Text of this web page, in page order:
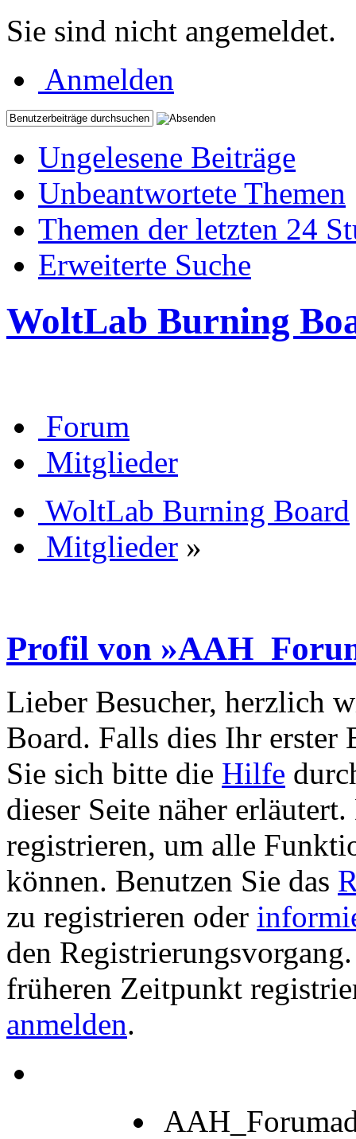
Sie sind nicht angemeldet.
Anmelden
Ungelesene Beiträge
Unbeantwortete Themen
Themen der letzten 24
Erweiterte Suche
WoltLab Burning
Forum
Mitglieder
WoltLab Burning Board
Mitglieder »
Profil von
Lieber Besucher, herzlich
Board. Falls dies Ihr erster
Sie sich bitte die Hilfe
dieser Seite näher
registrieren, um alle
können. Benutzen Sie das
zu registrieren oder
den
früheren Zeitpunkt
anmelden.